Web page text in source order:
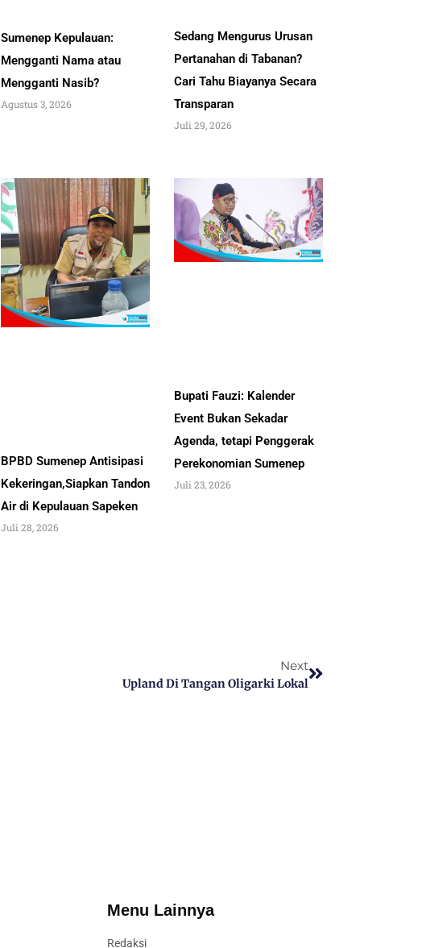
Sumenep Kepulauan:
Mengganti Nama atau
Mengganti Nasib?
Agustus 3, 2026
Sedang Mengurus Urusan
Pertanahan di Tabanan?
Cari Tahu Biayanya Secara
Transparan
Juli 29, 2026
BPBD Sumenep Antisipasi
Kekeringan,Siapkan Tandon
Air di Kepulauan Sapeken
Juli 28, 2026
Bupati Fauzi: Kalender
Event Bukan Sekadar
Agenda, tetapi Penggerak
Perekonomian Sumenep
Juli 23, 2026
Next
Upland Di Tangan Oligarki Lokal
Menu Lainnya
Redaksi